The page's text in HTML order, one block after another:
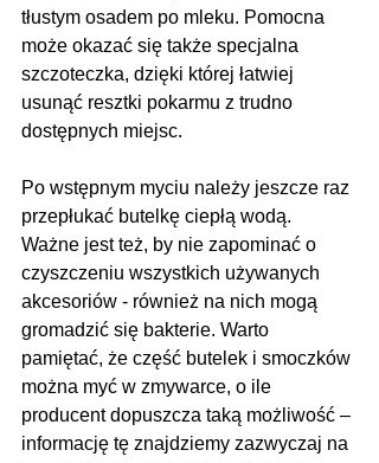
tłustym osadem po mleku. Pomocna
może okazać się także specjalna
szczoteczka, dzięki której łatwiej
usunąć resztki pokarmu z trudno
dostępnych miejsc.
Po wstępnym myciu należy jeszcze raz
przepłukać butelkę ciepłą wodą.
Ważne jest też, by nie zapominać o
czyszczeniu wszystkich używanych
akcesoriów - również na nich mogą
gromadzić się bakterie. Warto
pamiętać, że część butelek i smoczków
można myć w zmywarce, o ile
producent dopuszcza taką możliwość –
informację tę znajdziemy zazwyczaj na